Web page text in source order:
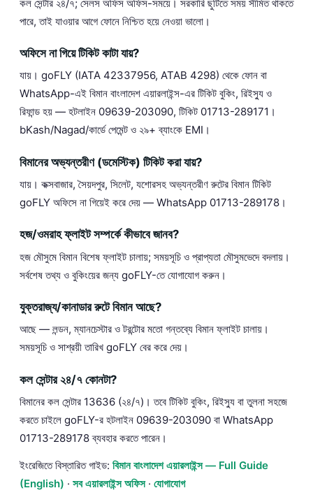
কল সেন্টার ২৪/৭; সেলস অফিস অফিস-সময়ে। সরকারি ছুটিতে সময় সীমিত থাকতে
পারে, তাই যাওয়ার আগে ফোনে নিশ্চিত হয়ে নেওয়া ভালো।
অফিসে না গিয়ে টিকিট কাটা যায়?
যায়। goFLY (IATA 42337956, ATAB 4298) থেকে ফোন বা
WhatsApp-এই বিমান বাংলাদেশ এয়ারলাইন্স-এর টিকিট বুকিং, রিইস্যু ও
রিফান্ড হয় — হটলাইন 09639-203090, টিকিট 01713-289171।
bKash/Nagad/কার্ডে পেমেন্ট ও ২৯+ ব্যাংকে EMI।
বিমানের অভ্যন্তরীণ (ডমেস্টিক) টিকিট করা যায়?
যায়। কক্সবাজার, সৈয়দপুর, সিলেট, যশোরসহ অভ্যন্তরীণ রুটের বিমান টিকিট
goFLY অফিসে না গিয়েই করে দেয় — WhatsApp 01713-289178।
হজ/ওমরাহ ফ্লাইট সম্পর্কে কীভাবে জানব?
হজ মৌসুমে বিমান বিশেষ ফ্লাইট চালায়; সময়সূচি ও প্রাপ্যতা মৌসুমভেদে বদলায়।
সর্বশেষ তথ্য ও বুকিংয়ের জন্য goFLY-তে যোগাযোগ করুন।
যুক্তরাজ্য/কানাডার রুটে বিমান আছে?
আছে — লন্ডন, ম্যানচেস্টার ও টরন্টোর মতো গন্তব্যে বিমান ফ্লাইট চালায়।
সময়সূচি ও সাশ্রয়ী তারিখ goFLY বের করে দেয়।
কল সেন্টার ২৪/৭ কোনটা?
বিমানের কল সেন্টার 13636 (২৪/৭)। তবে টিকিট বুকিং, রিইস্যু বা তুলনা সহজে
করতে চাইলে goFLY-র হটলাইন 09639-203090 বা WhatsApp
01713-289178 ব্যবহার করতে পারেন।
ইংরেজিতে বিস্তারিত গাইড: বিমান বাংলাদেশ এয়ারলাইন্স — Full Guide
(English) · সব এয়ারলাইন্স অফিস· যোগাযোগ